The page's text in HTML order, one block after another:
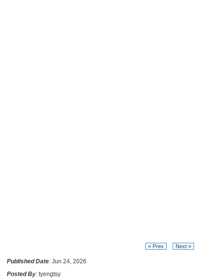
« Prev Next »
Published Date: Jun 24, 2026
Posted By: tyengtsy